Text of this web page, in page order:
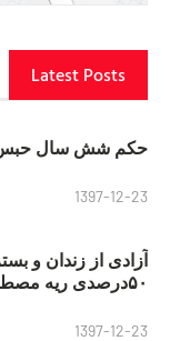
Latest Posts
حکم شش سال حبس
1397-12-23
آزادی از زندان و
۵۰درصدی ریه مصطفی دانشجو
1397-12-23